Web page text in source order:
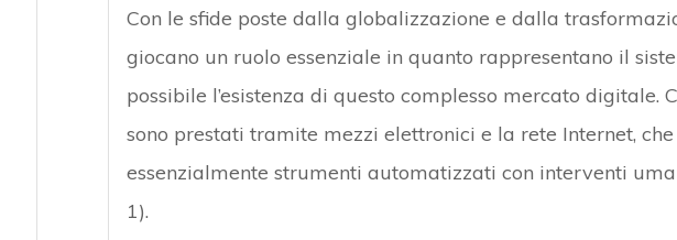
Con le sfide poste dalla globalizzazione e dalla
giocano un ruolo essenziale in quanto rappresentano il
possibile l’esistenza di questo complesso mercato digitale.
sono prestati tramite mezzi elettronici e la rete Internet,
essenzialmente strumenti automatizzati con interventi
1).